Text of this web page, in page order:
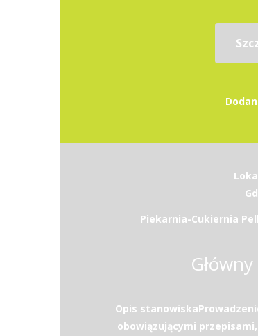
Piekarnia-Cukiernia
Opis
obowiązującymi